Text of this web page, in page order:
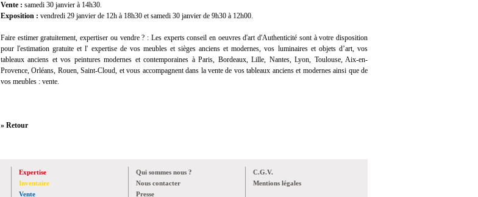
Vente : samedi 30 janvier à 14h30.
Exposition : vendredi 29 janvier de 12h à 18h30 et samedi 30 janvier de 9h30 à 12h00.
Faire estimer gratuitement, expertiser ou vendre ? : Les experts conseil en oeuvres d'art d'Authenticité sont à votre disposition
pour l'estimation gratuiteet l' expertisede vos meubles et sièges anciens et modernes, vos luminaires et objets d’art, vos
tableaux anciens et vos peintures modernes et contemporaines à Paris, Bordeaux, Lille, Nantes, Lyon, Toulouse, Aix-en-
Provence, Orléans, Rouen, Saint-Cloud, et vous accompagnent dans la vente de vos tableaux anciens et modernes ainsi que de
vos meubles : vente.
» Retour
Expertise
Inventaire
Vente
Qui sommes nous ?
Nous contacter
Presse
C.G.V.
Mentions légales